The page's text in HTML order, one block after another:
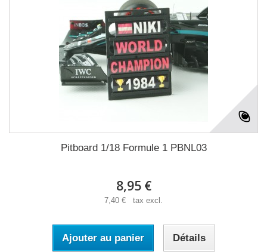
Pitboard 1/18 Formule 1 PBNL03
8,95 €
7,40 € tax excl.
Ajouter au panier Détails